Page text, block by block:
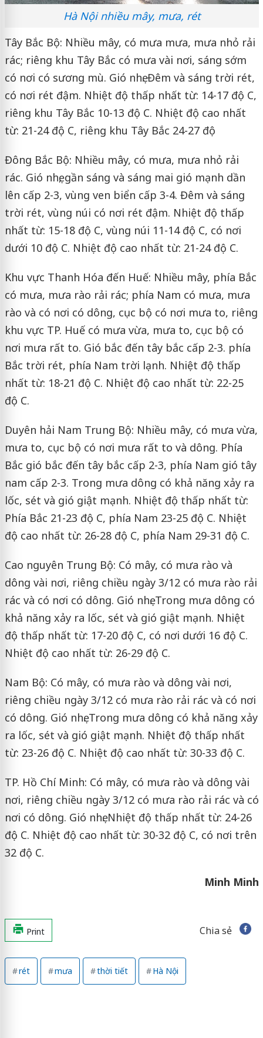
Hà Nội nhiều mây, mưa, rét
Tây Bắc Bộ: Nhiều mây, có mưa mưa, mưa nhỏ rải
rác; riêng khu Tây Bắc có mưa vài nơi, sáng sớm
có nơi có sương mù. Gió nhẹ. Đêm và sáng trời rét,
có nơi rét đậm. Nhiệt độ thấp nhất từ: 14-17 độ C,
riêng khu Tây Bắc 10-13 độ C. Nhiệt độ cao nhất
từ: 21-24 độ C, riêng khu Tây Bắc 24-27 độ
Đông Bắc Bộ: Nhiều mây, có mưa, mưa nhỏ rải
rác. Gió nhẹ, gần sáng và sáng mai gió mạnh dần
lên cấp 2-3, vùng ven biển cấp 3-4. Đêm và sáng
trời rét, vùng núi có nơi rét đậm. Nhiệt độ thấp
nhất từ: 15-18 độ C, vùng núi 11-14 độ C, có nơi
dưới 10 độ C. Nhiệt độ cao nhất từ: 21-24 độ C.
Khu vực Thanh Hóa đến Huế: Nhiều mây, phía Bắc
có mưa, mưa rào rải rác; phía Nam có mưa, mưa
rào và có nơi có dông, cục bộ có nơi mưa to, riêng
khu vực TP. Huế có mưa vừa, mưa to, cục bộ có
nơi mưa rất to. Gió bắc đến tây bắc cấp 2-3. phía
Bắc trời rét, phía Nam trời lạnh. Nhiệt độ thấp
nhất từ: 18-21 độ C. Nhiệt độ cao nhất từ: 22-25
độ C.
Duyên hải Nam Trung Bộ: Nhiều mây, có mưa vừa,
mưa to, cục bộ có nơi mưa rất to và dông. Phía
Bắc gió bắc đến tây bắc cấp 2-3, phía Nam gió tây
nam cấp 2-3. Trong mưa dông có khả năng xảy ra
lốc, sét và gió giật mạnh. Nhiệt độ thấp nhất từ:
Phía Bắc 21-23 độ C, phía Nam 23-25 độ C. Nhiệt
độ cao nhất từ: 26-28 độ C, phía Nam 29-31 độ C.
Cao nguyên Trung Bộ: Có mây, có mưa rào và
dông vài nơi, riêng chiều ngày 3/12 có mưa rào rải
rác và có nơi có dông. Gió nhẹ. Trong mưa dông có
khả năng xảy ra lốc, sét và gió giật mạnh. Nhiệt
độ thấp nhất từ: 17-20 độ C, có nơi dưới 16 độ C.
Nhiệt độ cao nhất từ: 26-29 độ C.
Nam Bộ: Có mây, có mưa rào và dông vài nơi,
riêng chiều ngày 3/12 có mưa rào rải rác và có nơi
có dông. Gió nhẹ. Trong mưa dông có khả năng xảy
ra lốc, sét và gió giật mạnh. Nhiệt độ thấp nhất
từ: 23-26 độ C. Nhiệt độ cao nhất từ: 30-33 độ C.
TP. Hồ Chí Minh: Có mây, có mưa rào và dông vài
nơi, riêng chiều ngày 3/12 có mưa rào rải rác và có
nơi có dông. Gió nhẹ. Nhiệt độ thấp nhất từ: 24-26
độ C. Nhiệt độ cao nhất từ: 30-32 độ C, có nơi trên
32 độ C.
Minh Minh
Print Chia sẻ
rét mưa thời tiết Hà Nội